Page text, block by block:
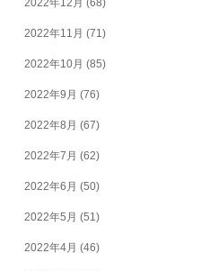
2022年12月 (68)
2022年11月 (71)
2022年10月 (85)
2022年9月 (76)
2022年8月 (67)
2022年7月 (62)
2022年6月 (50)
2022年5月 (51)
2022年4月 (46)